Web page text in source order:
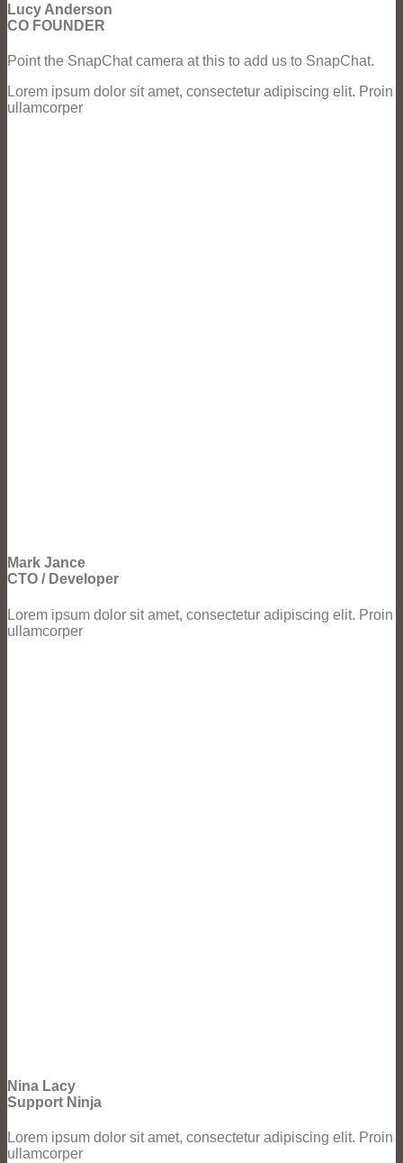
Lucy Anderson
CO FOUNDER
Point the SnapChat camera at this to add us to SnapChat.
Lorem ipsum dolor sit amet, consectetur adipiscing elit. Proin
ullamcorper
Mark Jance
CTO / Developer
Lorem ipsum dolor sit amet, consectetur adipiscing elit. Proin
ullamcorper
Nina Lacy
Support Ninja
Lorem ipsum dolor sit amet, consectetur adipiscing elit. Proin
ullamcorper